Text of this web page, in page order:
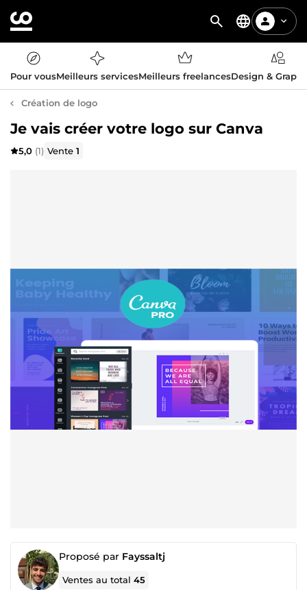
Pour vousMeilleurs servicesMeilleurs freelancesDesign &
Création de logo
Je vais créer votre logo sur Canva
5,0 (1) Vente1
Proposé par Fayssaltj
Ventes au total45